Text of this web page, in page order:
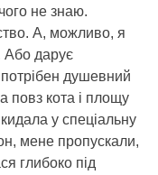
не знаю.
А, можливо, я
Або дарує
душевний
повз кота і площу
у спеціальну
мене пропускали,
глибоко під